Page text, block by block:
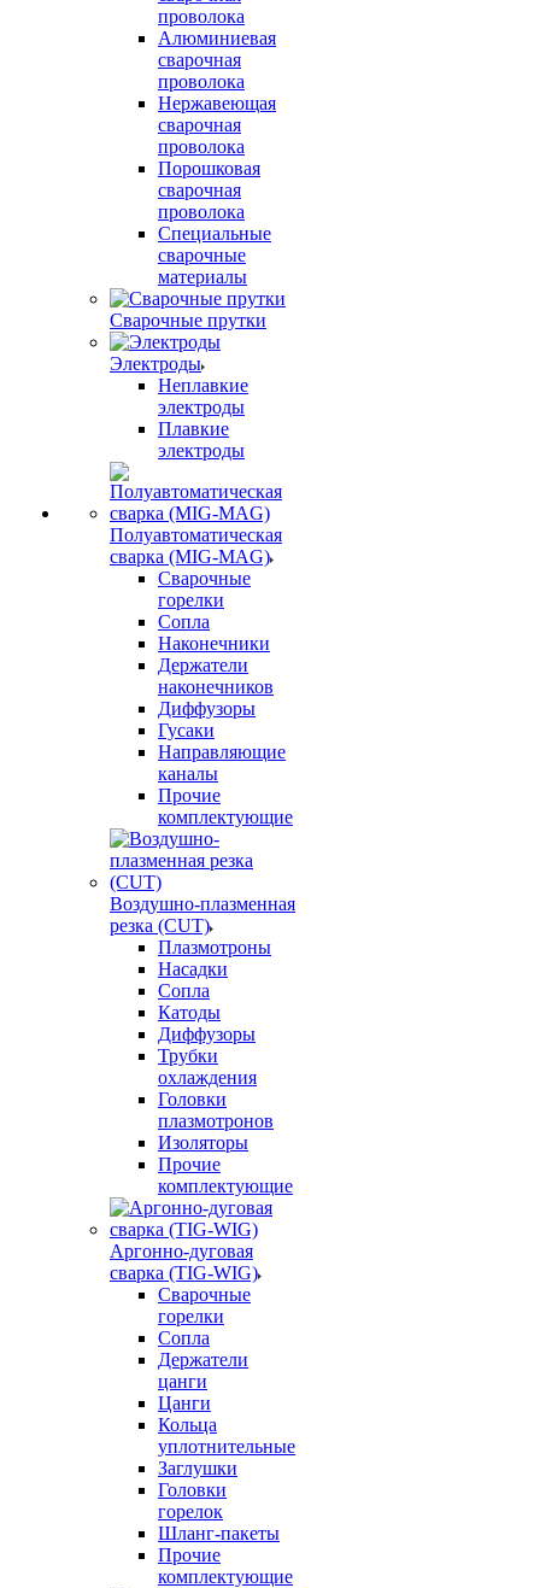
проволока
Алюминиевая
сварочная
проволока
Нержавеющая
сварочная
проволока
Порошковая
сварочная
проволока
Специальные
сварочные
материалы
Сварочные прутки
Электроды
Неплавкие
электроды
Плавкие
электроды
Полуавтоматическая
сварка (MIG-MAG)
Сварочные
горелки
Сопла
Наконечники
Держатели
наконечников
Диффузоры
Гусаки
Направляющие
каналы
Прочие
комплектующие
Воздушно-плазменная
резка (CUT)
Плазмотроны
Насадки
Сопла
Катоды
Диффузоры
Трубки
охлаждения
Головки
плазмотронов
Изоляторы
Прочие
комплектующие
Аргонно-дуговая
сварка (TIG-WIG)
Сварочные
горелки
Сопла
Держатели
цанги
Цанги
Кольца
уплотнительные
Заглушки
Головки
горелок
Шланг-пакеты
Прочие
комплектующие